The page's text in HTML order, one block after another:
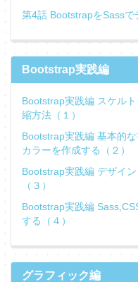
第4話 BootstrapをSassで
Bootstrap実践編
Bootstrap実践編 スケル
縮方法（１）
Bootstrap実践編 基本的
カラーを作成する（２）
Bootstrap実践編 デザイ
（３）
Bootstrap実践編
する（４）
グラフィック編